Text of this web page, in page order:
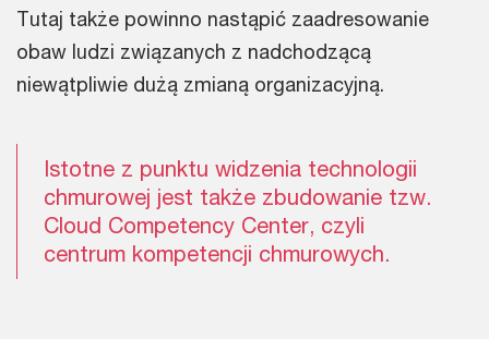
Tutaj także powinno nastąpić zaadresowanie
obaw ludzi związanych z nadchodzącą
niewątpliwie dużą zmianą organizacyjną.
Istotne z punktu widzenia technologii
chmurowej jest także zbudowanie tzw.
Cloud Competency Center, czyli
centrum kompetencji chmurowych.